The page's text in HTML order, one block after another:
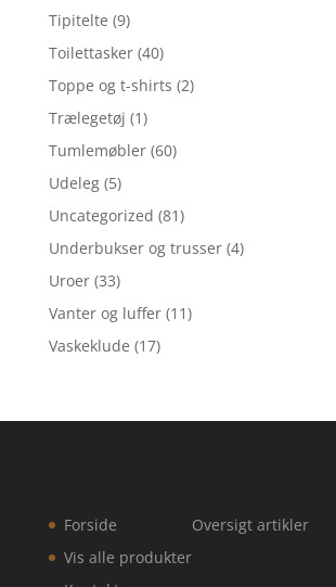
Tipitelte (9)
Toilettasker (40)
Toppe og t-shirts (2)
Trælegetøj (1)
Tumlemøbler (60)
Udeleg (5)
Uncategorized (81)
Underbukser og trusser (4)
Uroer (33)
Vanter og luffer (11)
Vaskeklude (17)
Forside
Vis alle produkter
Oversigt artikler